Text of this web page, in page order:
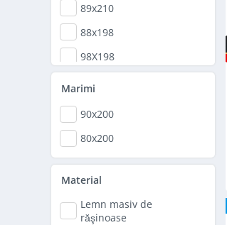
89x210
88x198
98X198
Marimi
90x200
80x200
Material
Lemn masiv de
răşinoase